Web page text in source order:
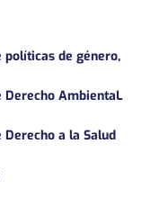
de género,
AmbientaL
a la Salud